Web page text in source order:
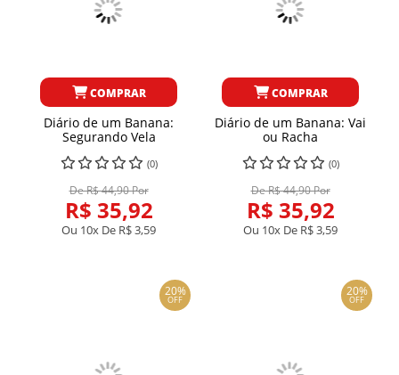
COMPRAR
Diário de um Banana:
Segurando Vela
(0)
De R$ 44,90 Por
R$ 35,92
Ou 10x De R$ 3,59
COMPRAR
Diário de um Banana: Vai
ou Racha
(0)
De R$ 44,90 Por
R$ 35,92
Ou 10x De R$ 3,59
20%
OFF
20%
OFF